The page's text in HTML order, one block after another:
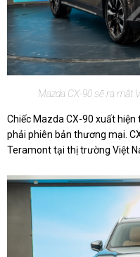
Mazda CX-90 sẽ ra mắt
Chiếc Mazda CX-90 xuất
phải phiên bản thương mại.
Teramont tại thị trường Việt